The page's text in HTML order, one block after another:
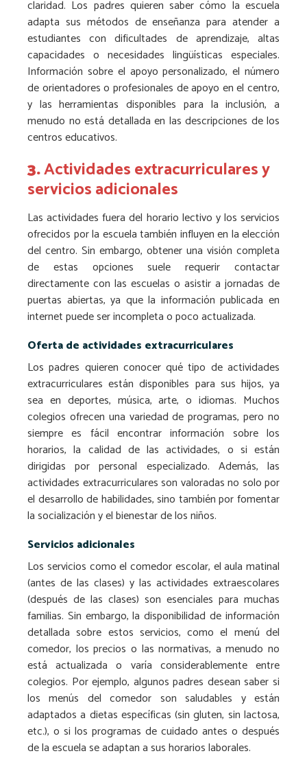
claridad. Los padres quieren saber cómo la escuela
adapta sus métodos de enseñanza para atender a
estudiantes con dificultades de aprendizaje, altas
capacidades o necesidades lingüísticas especiales.
Información sobre el apoyo personalizado, el número
de orientadores o profesionales de apoyo en el centro,
y las herramientas disponibles para la inclusión, a
menudo no está detallada en las descripciones de los
centros educativos.
3.Actividades extracurriculares y
servicios adicionales
Las actividades fuera del horario lectivo y los servicios
ofrecidos por la escuela también influyen en la elección
del centro. Sin embargo, obtener una visión completa
de estas opciones suele requerir contactar
directamente con las escuelas o asistir a jornadas de
puertas abiertas, ya que la información publicada en
internet puede ser incompleta o poco actualizada.
Oferta de actividades extracurriculares
Los padres quieren conocer qué tipo de actividades
extracurriculares están disponibles para sus hijos, ya
sea en deportes, música, arte, o idiomas. Muchos
colegios ofrecen una variedad de programas, pero no
siempre es fácil encontrar información sobre los
horarios, la calidad de las actividades, o si están
dirigidas por personal especializado. Además, las
actividades extracurriculares son valoradas no solo por
el desarrollo de habilidades, sino también por fomentar
la socialización y el bienestar de los niños.
Servicios adicionales
Los servicios como el comedor escolar, el aula matinal
(antes de las clases) y las actividades extraescolares
(después de las clases) son esenciales para muchas
familias. Sin embargo, la disponibilidad de información
detallada sobre estos servicios, como el menú del
comedor, los precios o las normativas, a menudo no
está actualizada o varía considerablemente entre
colegios. Por ejemplo, algunos padres desean saber si
los menús del comedor son saludables y están
adaptados a dietas específicas (sin gluten, sin lactosa,
etc.), o si los programas de cuidado antes o después
de la escuela se adaptan a sus horarios laborales.